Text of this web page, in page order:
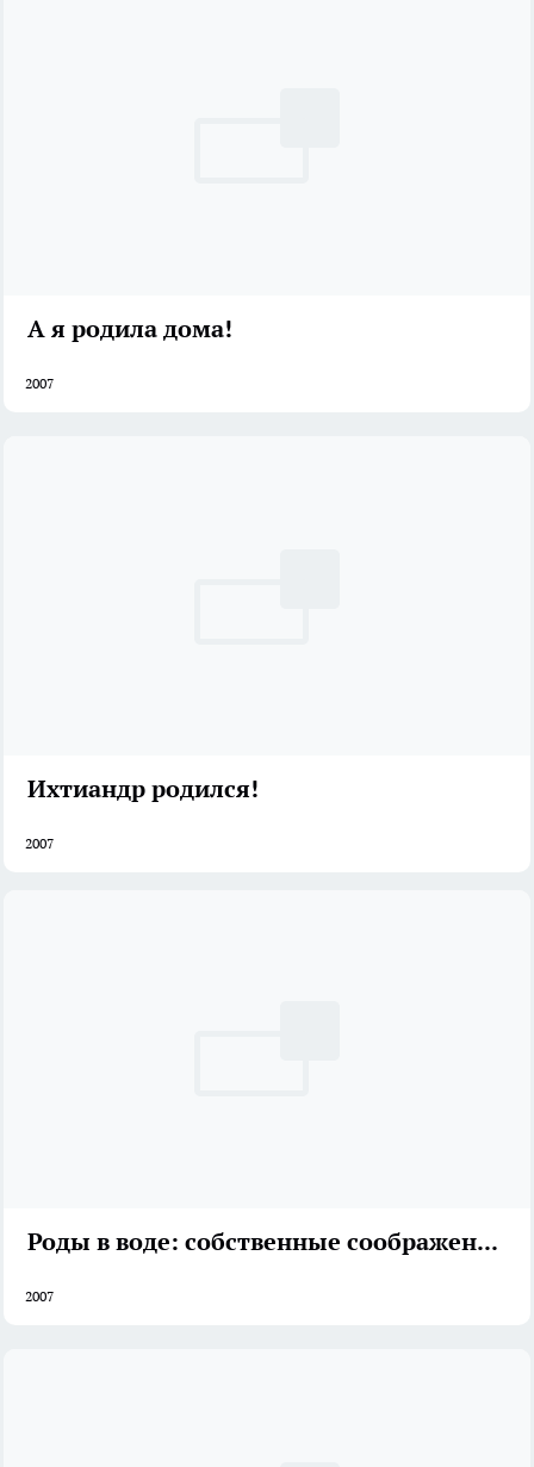
А я родила дома!
2007
Ихтиандр родился!
2007
Роды в воде: собственные соображения
2007